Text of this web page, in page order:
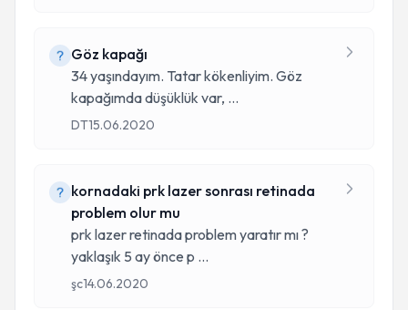
Göz kapağı
34 yaşındayım. Tatar kökenliyim. Göz
kapağımda düşüklük var, ...
DT15.06.2020
kornadaki prk lazer sonrası retinada
problem olur mu
prk lazer retinada problem yaratır mı ?
yaklaşık 5 ay önce p ...
şc14.06.2020